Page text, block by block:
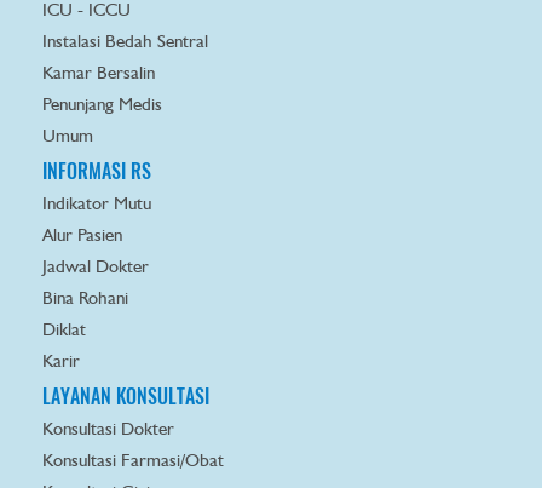
ICU - ICCU
Instalasi Bedah Sentral
Kamar Bersalin
Penunjang Medis
Umum
INFORMASI RS
Indikator Mutu
Alur Pasien
Jadwal Dokter
Bina Rohani
Diklat
Karir
LAYANAN KONSULTASI
Konsultasi Dokter
Konsultasi Farmasi/Obat